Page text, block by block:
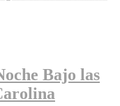
Bajo las